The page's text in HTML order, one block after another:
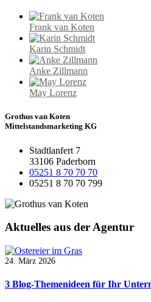
Frank van Koten
Karin Schmidt
Anke Zillmann
May Lorenz
Grothus van Koten
Mittelstandsmarketing KG
Stadtlanfert 7
33106 Paderborn
05251 8 70 70 70
05251 8 70 70 799
Aktuelles aus der Agentur
24. März 2026
3 Blog-Themenideen für Ihr